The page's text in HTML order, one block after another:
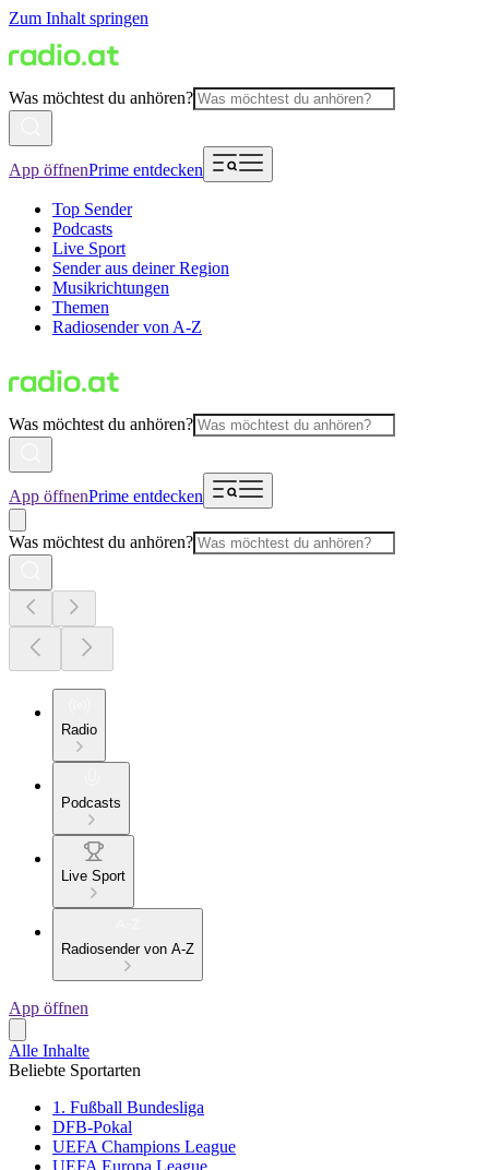
Zum Inhalt springen
Was möchtest du anhören?
App öffnenPrime entdecken
Top Sender
Podcasts
Live Sport
Sender aus deiner Region
Musikrichtungen
Themen
Radiosender von A-Z
Was möchtest du anhören?
App öffnenPrime entdecken
Was möchtest du anhören?
Radio
Podcasts
Live Sport
Radiosender von A-Z
App öffnen
Alle Inhalte
Beliebte Sportarten
1. Fußball Bundesliga
DFB-Pokal
UEFA Champions League
UEFA Europa League